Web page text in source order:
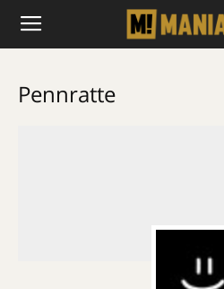
Pennratte